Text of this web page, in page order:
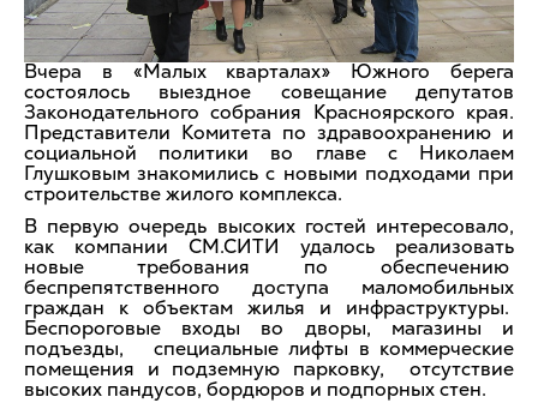
Вчера в «Малых кварталах» Южного берега
состоялось выездное совещание депутатов
Законодательного собрания Красноярского края.
Представители Комитета по здравоохранению и
социальной политики во главе с Николаем
Глушковым знакомились с новыми подходами при
строительстве жилого комплекса.
В первую очередь высоких гостей интересовало,
как компании СМ.СИТИ удалось реализовать
новые требования по обеспечению
беспрепятственного доступа маломобильных
граждан к объектам жилья и инфраструктуры.
Беспороговые входы во дворы, магазины и
подъезды, специальные лифты в коммерческие
помещения и подземную парковку, отсутствие
высоких пандусов, бордюров и подпорных стен.